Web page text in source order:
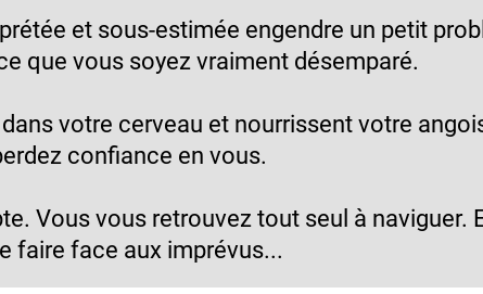
et sous-estimée engendre un petit
que vous soyez vraiment désemparé.
votre cerveau et nourrissent votre
confiance en vous.
Vous vous retrouvez tout seul à naviguer.
faire face aux imprévus...